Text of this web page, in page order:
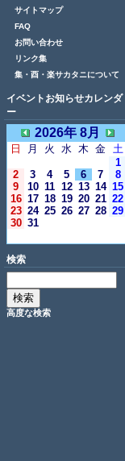
サイトマップ
FAQ
お問い合わせ
リンク集
集・酉・楽サカタニについて
イベントお知らせカレンダ
ー
2026年 8月
日 月 火 水 木 金 土
1
2
3 4 5 6 7
8
9
10 11 12 13 14 15
16 17 18 19 20 21 22
23 24 25 26 27 28 29
30 31
検索
高度な検索